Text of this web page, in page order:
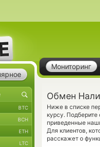
Мониторинг
Обмен
Ниже в списке
курсу.
приведенные
Для клиентов,
расскажет о
BTC
BCH
ETH
LTC